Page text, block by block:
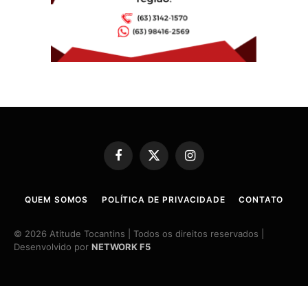
Facebook
X
(Twitter)
Instagram
QUEM SOMOS POLÍTICA DE PRIVACIDADE CONTATO
© 2026 Atitude Tocantins | Todos os direitos reservados |
Desenvolvido por NETWORK F5